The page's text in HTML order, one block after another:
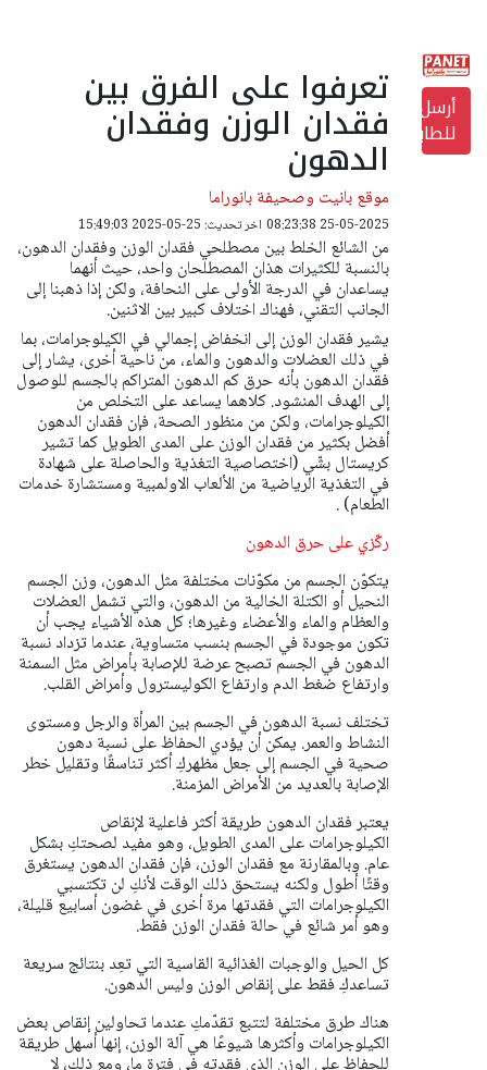
أرسل
للطابعة
تعرفوا على الفرق بين
فقدان الوزن وفقدان
الدهون
موقع بانيت وصحيفة بانوراما
25-05-2025 08:23:38 اخر تحديث: 25-05-2025 15:49:03
من الشائع الخلط بين مصطلحي فقدان الوزن وفقدان الدهون،
بالنسبة للكثيرات هذان المصطلحان واحد، حيث أنهما
يساعدان في الدرجة الأولى على النحافة، ولكن إذا ذهبنا إلى
الجانب التقني، فهناك اختلاف كبير بين الاثنين.
يشير فقدان الوزن إلى انخفاض إجمالي في الكيلوجرامات، بما
في ذلك العضلات والدهون والماء، من ناحية أخرى، يشار إلى
فقدان الدهون بأنه حرق كم الدهون المتراكم بالجسم للوصول
إلى الهدف المنشود. كلاهما يساعد على التخلص من
الكيلوجرامات، ولكن من منظور الصحة، فإن فقدان الدهون
أفضل بكثير من فقدان الوزن على المدى الطويل كما تشير
كريستال بشّي (اختصاصية التغذية والحاصلة على شهادة
في التغذية الرياضية من الألعاب الاولمبية ومستشارة خدمات
الطعام) .
ركّزي على حرق الدهون
يتكوّن الجسم من مكوّنات مختلفة مثل الدهون، وزن الجسم
النحيل أو الكتلة الخالية من الدهون، والتي تشمل العضلات
والعظام والماء والأعضاء وغيرها؛ كل هذه الأشياء يجب أن
تكون موجودة في الجسم بنسب متساوية، عندما تزداد نسبة
الدهون في الجسم تصبح عرضة للإصابة بأمراض مثل السمنة
وارتفاع ضغط الدم وارتفاع الكوليسترول وأمراض القلب.
تختلف نسبة الدهون في الجسم بين المرأة والرجل ومستوى
النشاط والعمر. يمكن أن يؤدي الحفاظ على نسبة دهون
صحية في الجسم إلى جعل مظهركِ أكثر تناسقًا وتقليل خطر
الإصابة بالعديد من الأمراض المزمنة.
يعتبر فقدان الدهون طريقة أكثر فاعلية لإنقاص
الكيلوجرامات على المدى الطويل، وهو مفيد لصحتكِ بشكل
عام. وبالمقارنة مع فقدان الوزن، فإن فقدان الدهون يستغرق
وقتًا أطول ولكنه يستحق ذلك الوقت لأنكِ لن تكتسبي
الكيلوجرامات التي فقدتها مرة أخرى في غضون أسابيع قليلة،
وهو أمر شائع في حالة فقدان الوزن فقط.
كل الحيل والوجبات الغذائية القاسية التي تعِد بنتائج سريعة
تساعدكِ فقط على إنقاص الوزن وليس الدهون.
هناك طرق مختلفة لتتبع تقدّمكِ عندما تحاولين إنقاص بعض
الكيلوجرامات وأكثرها شيوعًا هي آلة الوزن، إنها أسهل طريقة